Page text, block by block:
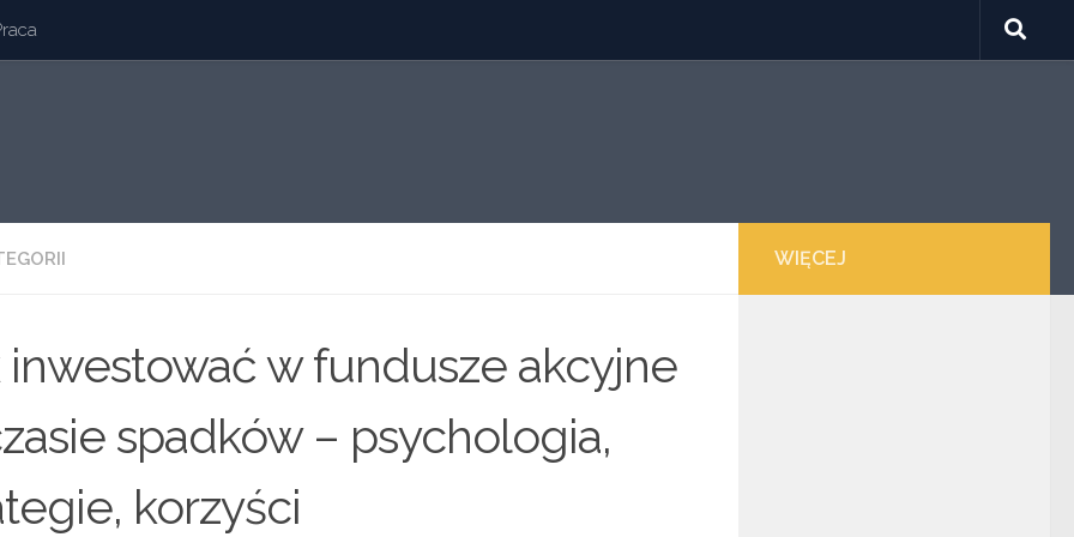
inwestować w fundusze akcyjne
spadków – psychologia,
korzyści
WIĘCEJ